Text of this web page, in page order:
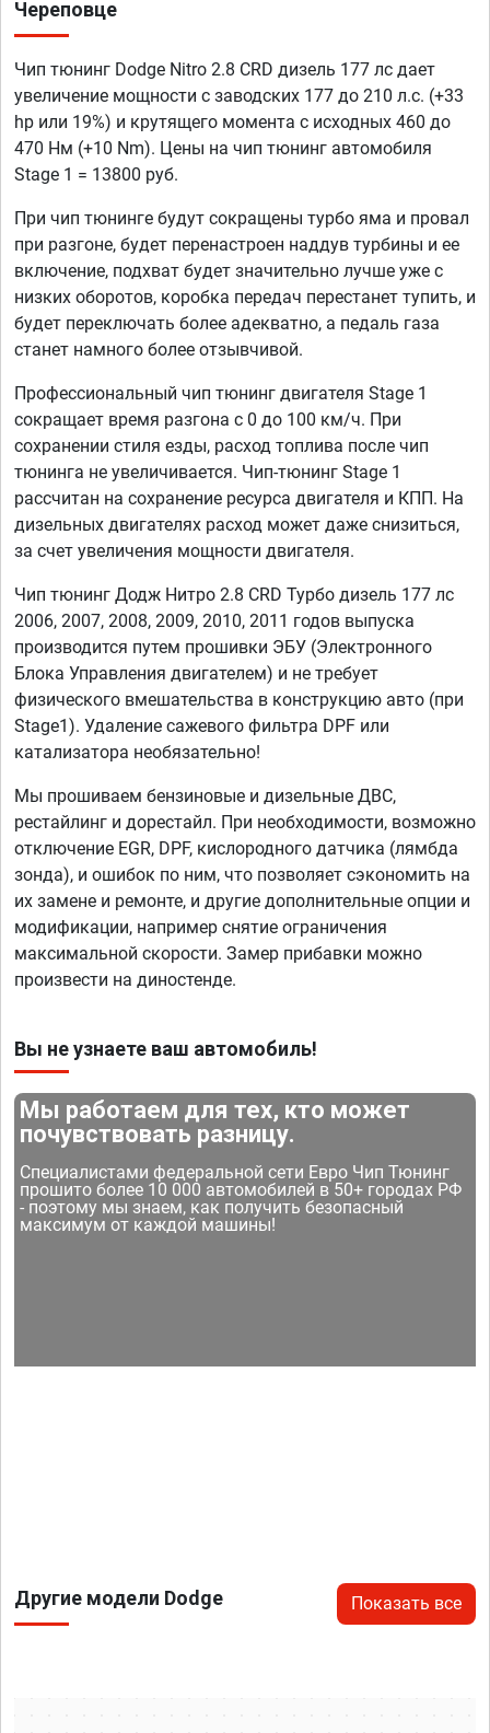
Череповце
Чип тюнинг Dodge Nitro 2.8 CRD дизель 177 лс дает
увеличение мощности с заводских 177 до 210 л.с. (+33
hp или 19%) и крутящего момента с исходных 460 до
470 Нм (+10 Nm). Цены на чип тюнинг автомобиля
Stage 1 = 13800 руб.
При чип тюнинге будут сокращены турбо яма и провал
при разгоне, будет перенастроен наддув турбины и ее
включение, подхват будет значительно лучше уже с
низких оборотов, коробка передач перестанет тупить, и
будет переключать более адекватно, а педаль газа
станет намного более отзывчивой.
Профессиональный чип тюнинг двигателя Stage 1
сокращает время разгона с 0 до 100 км/ч. При
сохранении стиля езды, расход топлива после чип
тюнинга не увеличивается. Чип-тюнинг Stage 1
рассчитан на сохранение ресурса двигателя и КПП. На
дизельных двигателях расход может даже снизиться,
за счет увеличения мощности двигателя.
Чип тюнинг Додж Нитро 2.8 CRD Турбо дизель 177 лс
2006, 2007, 2008, 2009, 2010, 2011 годов выпуска
производится путем прошивки ЭБУ (Электронного
Блока Управления двигателем) и не требует
физического вмешательства в конструкцию авто (при
Stage1). Удаление сажевого фильтра DPF или
катализатора необязательно!
Мы прошиваем бензиновые и дизельные ДВС,
рестайлинг и дорестайл. При необходимости, возможно
отключение EGR, DPF, кислородного датчика (лямбда
зонда), и ошибок по ним, что позволяет сэкономить на
их замене и ремонте, и другие дополнительные опции и
модификации, например снятие ограничения
максимальной скорости. Замер прибавки можно
произвести на диностенде.
Вы не узнаете ваш автомобиль!
Мы работаем для тех, кто может
почувствовать разницу.
Специалистами федеральной сети Евро Чип Тюнинг
прошито более 10 000 автомобилей в 50+ городах РФ
- поэтому мы знаем, как получить безопасный
максимум от каждой машины!
Другие модели Dodge Показать все